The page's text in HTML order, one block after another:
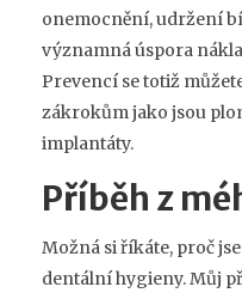
onemocnění, udržení
významná úspora
Prevencí se totiž
zákrokům jako jsou
implantáty.
Příběh z
Možná si říkáte, proč
dentální hygieny. Můj